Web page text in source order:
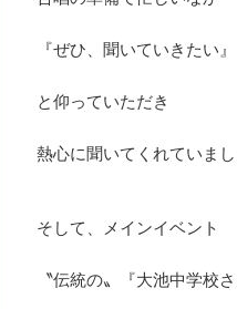
『ぜひ、聞いていきたい』
と仰っていただき
熱心に聞いてくれていまし
そして、メインイベント
〝伝統の〟『大池中学校